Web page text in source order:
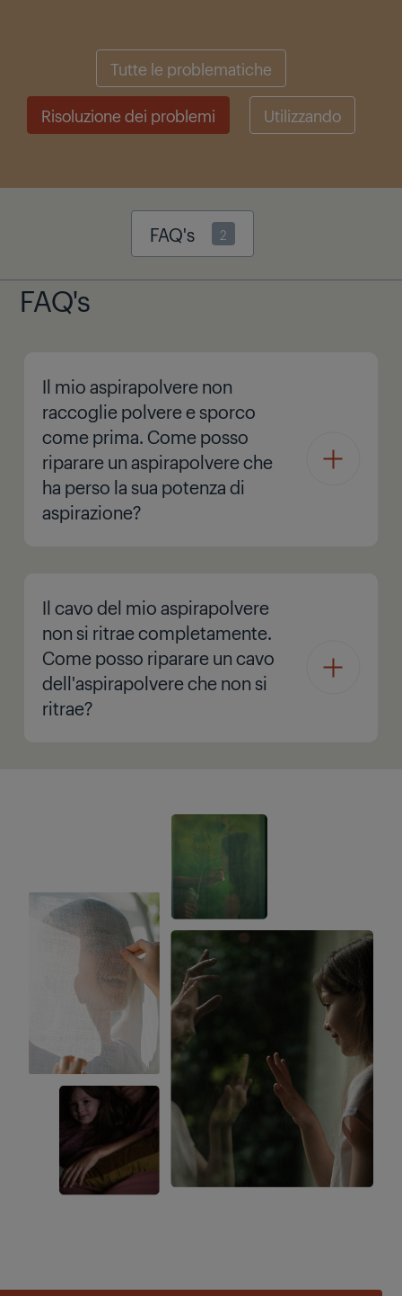
Tutte le problematiche
Risoluzione dei problemi Utilizzando
FAQ's 2
FAQ's
Il mio aspirapolvere non
raccoglie polvere e sporco
come prima. Come posso
riparare un aspirapolvere che
ha perso la sua potenza di
aspirazione?
Il cavo del mio aspirapolvere
non si ritrae completamente.
Come posso riparare un cavo
dell'aspirapolvere che non si
ritrae?